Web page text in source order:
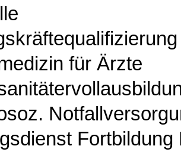
für Ärzte
Fortbildung